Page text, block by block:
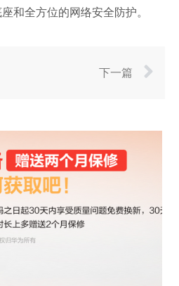
和全方位的网络安全防护。
下一篇